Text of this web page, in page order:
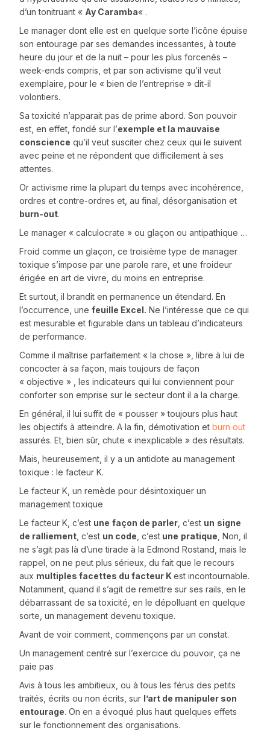
d’un tonitruant « Ay Caramba« .
Le manager dont elle est en quelque sorte l’icône épuise
son entourage par ses demandes incessantes, à toute
heure du jour et de la nuit – pour les plus forcenés –
week-ends compris, et par son activisme qu’il veut
exemplaire, pour le « bien de l’entreprise » dit-il
volontiers.
Sa toxicité n’apparait pas de prime abord. Son pouvoir
est, en effet, fondé sur l’exemple et la mauvaise
conscience qu’il veut susciter chez ceux qui le suivent
avec peine et ne répondent que difficilement à ses
attentes.
Or activisme rime la plupart du temps avec incohérence,
ordres et contre-ordres et, au final, désorganisation et
burn-out.
Le manager « calculocrate » ou glaçon ou antipathique …
Froid comme un glaçon, ce troisième type de manager
toxique s’impose par une parole rare, et une froideur
érigée en art de vivre, du moins en entreprise.
Et surtout, il brandit en permanence un étendard. En
l’occurrence, une feuille Excel. Ne l’intéresse que ce qui
est mesurable et figurable dans un tableau d’indicateurs
de performance.
Comme il maîtrise parfaitement « la chose », libre à lui de
concocter à sa façon, mais toujours de façon
« objective » , les indicateurs qui lui conviennent pour
conforter son emprise sur le secteur dont il a la charge.
En général, il lui suffit de « pousser » toujours plus haut
les objectifs à atteindre. A la fin, démotivation et burn out
assurés. Et, bien sûr, chute « inexplicable » des résultats.
Mais, heureusement, il y a un antidote au management
toxique : le facteur K.
Le facteur K, un remède pour désintoxiquer un
management toxique
Le facteur K, c’est une façon de parler, c’est un signe
de ralliement, c’est un code , c’estune pratique , Non, il
ne s’agit pas là d’une tirade à la Edmond Rostand, mais le
rappel, on ne peut plus sérieux, du fait que le recours
aux multiples facettes du facteur Kest incontournable.
Notamment, quand il s’agit de remettre sur ses rails, en le
débarrassant de sa toxicité, en le dépolluant en quelque
sorte, un management devenu toxique.
Avant de voir comment, commençons par un constat.
Un management centré sur l’exercice du pouvoir, ça ne
paie pas
Avis à tous les ambitieux, ou à tous les férus des petits
traités, écrits ou non écrits, sur l’art de manipuler son
entourage. On en a évoqué plus haut quelques effets
sur le fonctionnement des organisations.